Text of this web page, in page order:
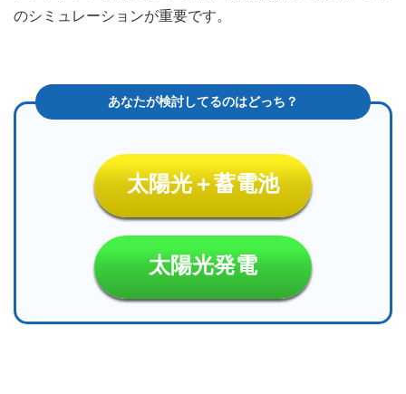
のシミュレーションが重要です。
太陽光＋蓄電池
太陽光発電